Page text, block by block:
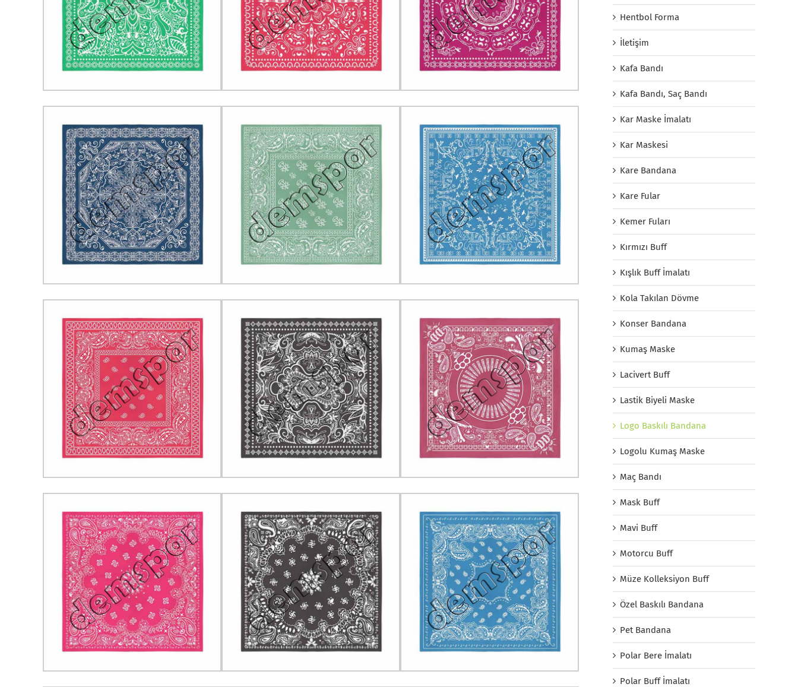
Hentbol Forma
İletişim
Kafa Bandı
Kafa Bandı, Saç Bandı
Kar Maske İmalatı
Kar Maskesi
Kare Bandana
Kare Fular
Kemer Fuları
Kırmızı Buff
Kışlık Buff İmalatı
Kola Takılan Dövme
Konser Bandana
Kumaş Maske
Lacivert Buff
Lastik Biyeli Maske
Logo Baskılı Bandana
Logolu Kumaş Maske
Maç Bandı
Mask Buff
Mavi Buff
Motorcu Buff
Müze Kolleksiyon Buff
Özel Baskılı Bandana
Pet Bandana
Polar Bere İmalatı
Polar Buff İmalatı